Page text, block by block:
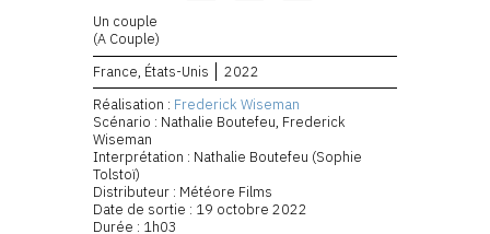
Un couple
(A Couple)
France, États-Unis
2022
Réalisation : Frederick Wiseman
Scénario : Nathalie Boutefeu, Frederick
Wiseman
Interprétation : Nathalie Boutefeu (Sophie
Tolstoï)
Distributeur : Météore Films
Date de sortie : 19 octobre 2022
Durée : 1h03